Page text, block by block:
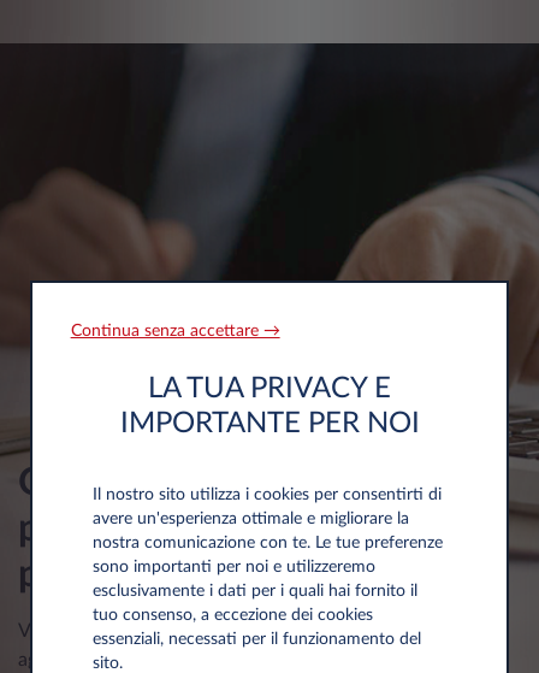
Quali sono i vantaggi fiscali
per aziende e liberi
professionisti?
Visita la sezione dedicata per scoprire tutti i benefici e le
agevolazioni fiscali del noleggio a lungo termine.
Continua senza accettare →
LA TUA PRIVACY E
IMPORTANTE PER NOI
Il nostro sito utilizza i cookies per consentirti di
avere un'esperienza ottimale e migliorare la
nostra comunicazione con te. Le tue preferenze
sono importanti per noi e utilizzeremo
esclusivamente i dati per i quali hai fornito il
tuo consenso, a eccezione dei cookies
essenziali, necessati per il funzionamento del
sito.